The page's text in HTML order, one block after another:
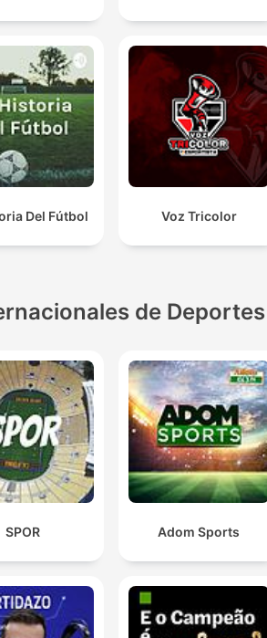
Del Fútbol Voz Tricolor
de Deportes
SPOR Adom Sports